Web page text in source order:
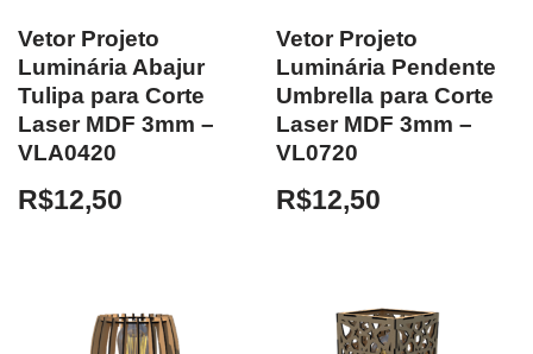
Vetor Projeto
Luminária Abajur
Tulipa para Corte
Laser MDF 3mm –
VLA0420
R$12,50
Vetor Projeto
Luminária Pendente
Umbrella para Corte
Laser MDF 3mm –
VL0720
R$12,50